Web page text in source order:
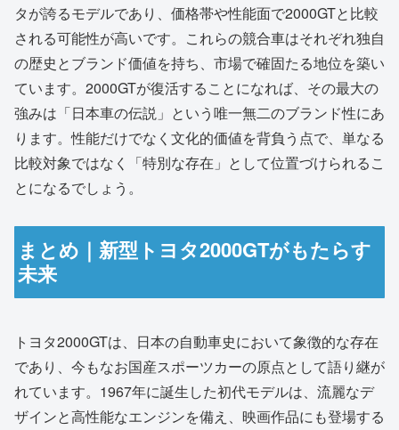
タが誇るモデルであり、価格帯や性能面で2000GTと比較
される可能性が高いです。これらの競合車はそれぞれ独自
の歴史とブランド価値を持ち、市場で確固たる地位を築い
ています。2000GTが復活することになれば、その最大の
強みは「日本車の伝説」という唯一無二のブランド性にあ
ります。性能だけでなく文化的価値を背負う点で、単なる
比較対象ではなく「特別な存在」として位置づけられるこ
とになるでしょう。
まとめ｜新型トヨタ2000GTがもたらす
未来
トヨタ2000GTは、日本の自動車史において象徴的な存在
であり、今もなお国産スポーツカーの原点として語り継が
れています。1967年に誕生した初代モデルは、流麗なデ
ザインと高性能なエンジンを備え、映画作品にも登場する